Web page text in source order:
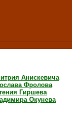
Анискевича
Фролова
Гиршева
Окунева